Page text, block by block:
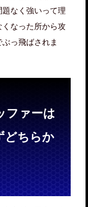
なく強いって理
なった所から攻
っ飛ばされま
ファーは
どちらか